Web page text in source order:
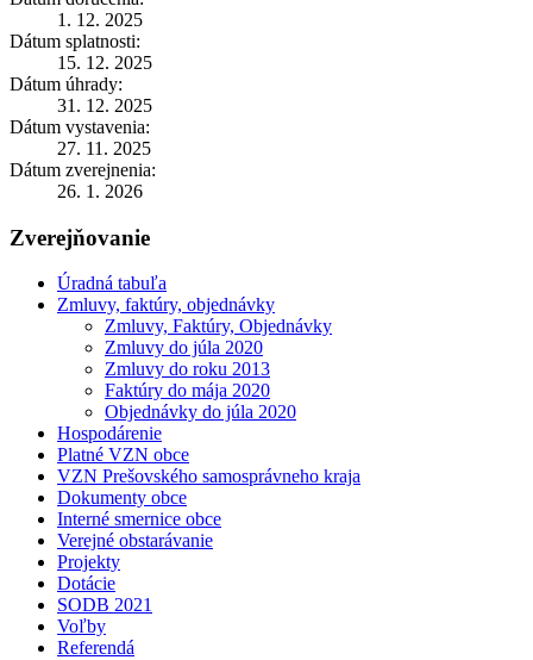
1. 12. 2025
Dátum splatnosti:
15. 12. 2025
Dátum úhrady:
31. 12. 2025
Dátum vystavenia:
27. 11. 2025
Dátum zverejnenia:
26. 1. 2026
Zverejňovanie
Úradná tabuľa
Zmluvy, faktúry, objednávky
Zmluvy, Faktúry, Objednávky
Zmluvy do júla 2020
Zmluvy do roku 2013
Faktúry do mája 2020
Objednávky do júla 2020
Hospodárenie
Platné VZN obce
VZN Prešovského samosprávneho kraja
Dokumenty obce
Interné smernice obce
Verejné obstarávanie
Projekty
Dotácie
SODB 2021
Voľby
Referendá